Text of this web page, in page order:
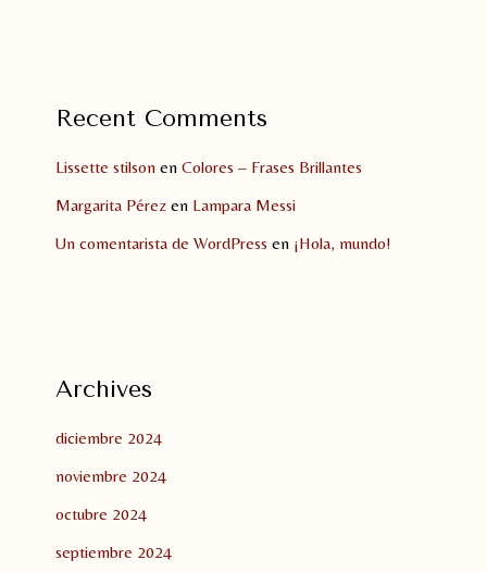
Recent Comments
Lissette stilson en Colores – Frases Brillantes
Margarita Pérez en Lampara Messi
Un comentarista de WordPress en ¡Hola, mundo!
Archives
diciembre 2024
noviembre 2024
octubre 2024
septiembre 2024